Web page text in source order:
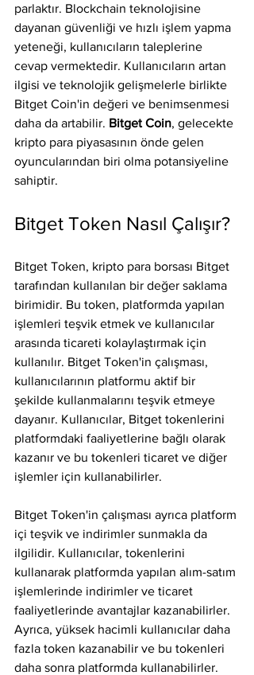
parlaktır. Blockchain teknolojisine
dayanan güvenliği ve hızlı işlem yapma
yeteneği, kullanıcıların taleplerine
cevap vermektedir. Kullanıcıların artan
ilgisi ve teknolojik gelişmelerle birlikte
Bitget Coin'in değeri ve benimsenmesi
daha da artabilir. Bitget Coin, gelecekte
kripto para piyasasının önde gelen
oyuncularından biri olma potansiyeline
sahiptir.
Bitget Token Nasıl Çalışır?
Bitget Token, kripto para borsası Bitget
tarafından kullanılan bir değer saklama
birimidir. Bu token, platformda yapılan
işlemleri teşvik etmek ve kullanıcılar
arasında ticareti kolaylaştırmak için
kullanılır. Bitget Token'in çalışması,
kullanıcılarının platformu aktif bir
şekilde kullanmalarını teşvik etmeye
dayanır. Kullanıcılar, Bitget tokenlerini
platformdaki faaliyetlerine bağlı olarak
kazanır ve bu tokenleri ticaret ve diğer
işlemler için kullanabilirler.
Bitget Token'in çalışması ayrıca platform
içi teşvik ve indirimler sunmakla da
ilgilidir. Kullanıcılar, tokenlerini
kullanarak platformda yapılan alım-satım
işlemlerinde indirimler ve ticaret
faaliyetlerinde avantajlar kazanabilirler.
Ayrıca, yüksek hacimli kullanıcılar daha
fazla token kazanabilir ve bu tokenleri
daha sonra platformda kullanabilirler.